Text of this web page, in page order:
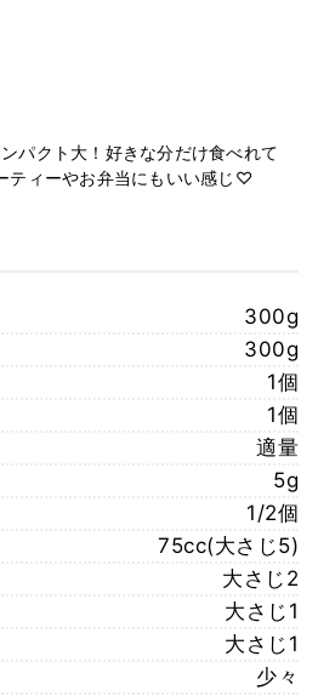
パクト大！好きな分だけ食べれて
ティーやお弁当にもいい感じ♡
300g
300g
1個
1個
適量
5g
1/2個
75cc(大さじ5)
大さじ2
大さじ1
大さじ1
少々